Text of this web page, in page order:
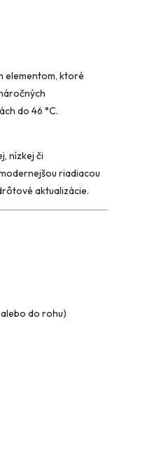
elementom, ktoré
do 46 °C.
nízkej či
riadiacou
aktualizácie.
do rohu)